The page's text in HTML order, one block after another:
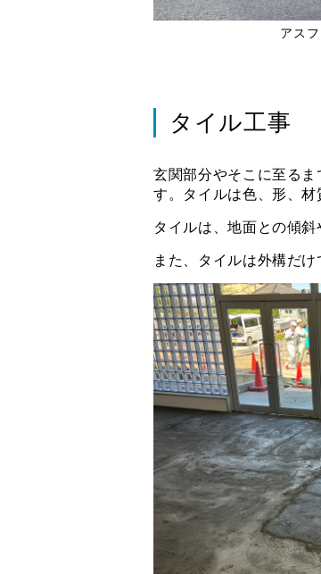
アス
タイル工事
玄関部分やそこに至る
す。タイルは色、形、
タイルは、地面との傾
また、タイルは外構だ